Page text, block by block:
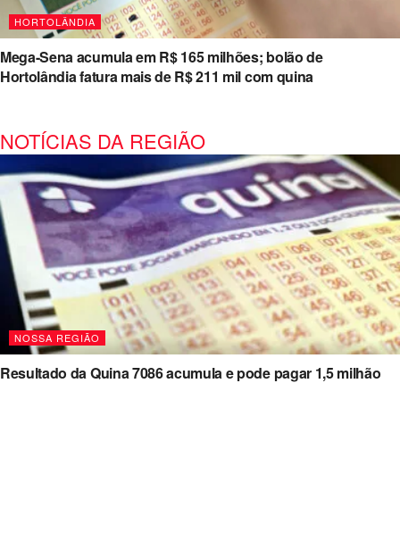
HORTOLÂNDIA
Mega-Sena acumula em R$ 165 milhões; bolão de
Hortolândia fatura mais de R$ 211 mil com quina
NOTÍCIAS DA REGIÃO
NOSSA REGIÃO
Resultado da Quina 7086 acumula e pode pagar 1,5 milhão